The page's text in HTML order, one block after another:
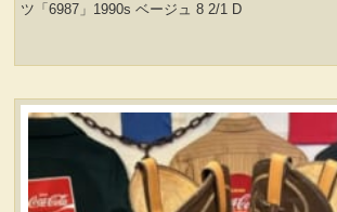
ツ「6987」1990s ベージュ 8 2/1 D